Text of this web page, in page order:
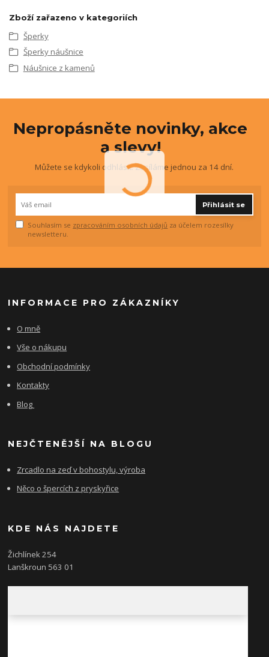
Zboží zařazeno v kategoriích
Šperky
Šperky náušnice
Náušnice z kamenů
Nepropásněte novinky, akce
a slevy!
Můžete se kdykoli odhlásit. Zasíláme jednou za 14 dní.
Přihlásit se
Souhlasím se zpracováním osobních údajů za účelem rozesílky
newsletteru.
INFORMACE PRO ZÁKAZNÍKY
O mně
Vše o nákupu
Obchodní podmínky
Kontakty
Blog
NEJČTENĚJŠÍ NA BLOGU
Zrcadlo na zeď v bohostylu, výroba
Něco o špercích z pryskyřice
KDE NÁS NAJDETE
Žichlínek 254
Lanškroun 563 01